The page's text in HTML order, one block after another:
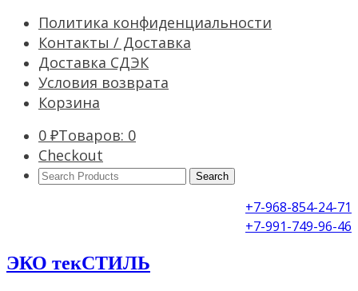
Политика конфиденциальности
Контакты / Доставка
Доставка СДЭК
Условия возврата
Корзина
0 ₽Товаров: 0
Checkout
Search
+7-968-854-24-71
+7-991-749-96-46
ЭКО текСТИЛЬ